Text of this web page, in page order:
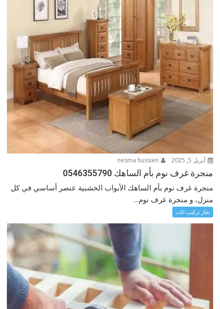
أبريل 5, 2025
منجرة غرف نوم بأم الساهك 0546355790
منجرة غرف نوم بأم الساهك الأبواب الخشبية عنصر أساسي في كل
منزل، و منجرة غرف نوم...
نجار تركيب اثاث